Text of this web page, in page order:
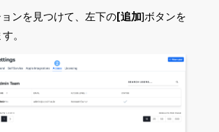
ンを見つけて、左下の[追加]ボタンを
。